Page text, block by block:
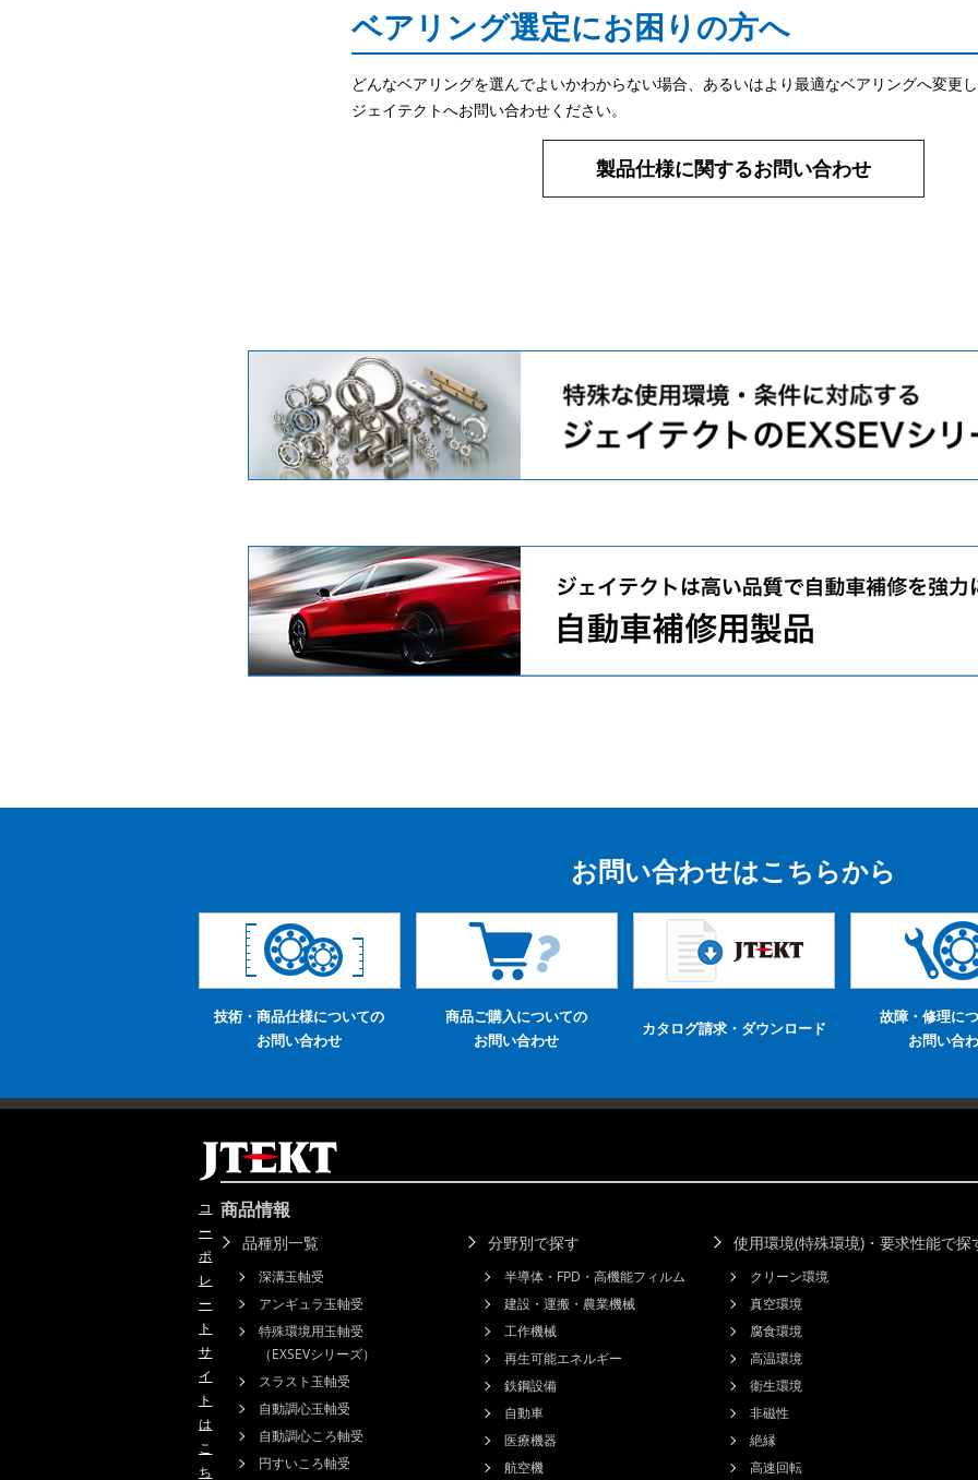
ベアリング選定にお困りの方へ
どんなベアリングを選んでよいかわからない場合、あるいはより最適なベアリングへ変更
ジェイテクトへお問い合わせください。
製品仕様に関するお問い合わせ
お問い合わせはこちらから
技術・商品仕様についての
お問い合わせ
商品ご購入についての
お問い合わせ
カタログ請求・ダウンロード
故障・修理に
お問い合
商品情報
品種別一覧
深溝玉軸受
アンギュラ玉軸受
特殊環境用玉軸受
（EXSEVシリーズ）
スラスト玉軸受
自動調心玉軸受
自動調心ころ軸受
円すいころ軸受
分野別で探す
半導体・FPD・高機能フィルム
建設・運搬・農業機械
工作機械
再生可能エネルギー
鉄鋼設備
自動車
医療機器
航空機
使用環境(特殊環境)・要求性能で探
クリーン環境
真空環境
腐食環境
高温環境
衛生環境
非磁性
絶縁
高速回転
コ
ー
ポ
レ
ー
ト
サ
イ
ト
は
こ
ち